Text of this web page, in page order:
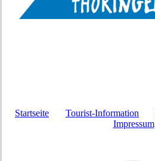
Startseite Tourist-Information
Impressum